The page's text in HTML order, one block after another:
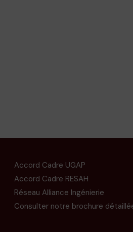
Accord Cadre UGAP
Accord Cadre RESAH
Réseau Alliance Ingénierie
Consulter notre brochure